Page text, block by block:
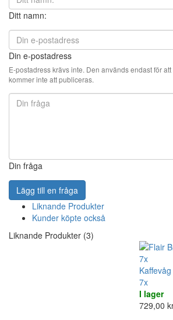
Ditt namn:
Din e-postadress
E-postadress krävs inte. Den används endast för
kommer inte att publiceras.
Din fråga
Lägg till en fråga
Liknande Produkter
Kunder köpte också
Liknande Produkter (3)
7x
7x
I lager
729,00